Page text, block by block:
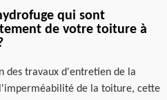
qui sont
de votre toiture à
des travaux d'entretien de la
de la toiture, cette